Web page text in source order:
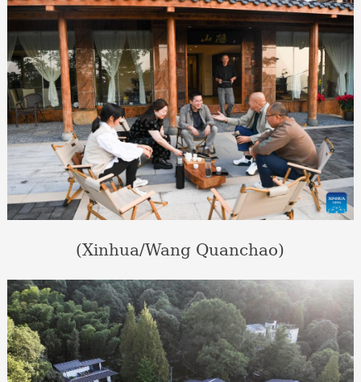
(Xinhua/Wang Quanchao)